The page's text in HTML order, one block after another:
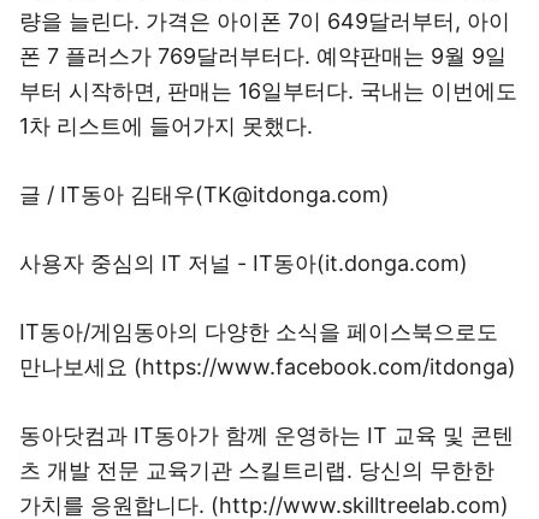
량을 늘린다. 가격은 아이폰 7이 649달러부터, 아이
폰 7 플러스가 769달러부터다. 예약판매는 9월 9일
부터 시작하면, 판매는 16일부터다. 국내는 이번에도
1차 리스트에 들어가지 못했다.
글 / IT동아 김태우(TK@itdonga.com)
사용자 중심의 IT 저널 - IT동아(it.donga.com)
IT동아/게임동아의 다양한 소식을 페이스북으로도
만나보세요 (https://www.facebook.com/itdonga)
동아닷컴과 IT동아가 함께 운영하는 IT 교육 및 콘텐
츠 개발 전문 교육기관 스킬트리랩. 당신의 무한한
가치를 응원합니다. (http://www.skilltreelab.com)